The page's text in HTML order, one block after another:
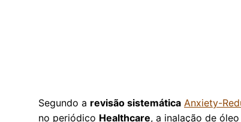
Segundo a revisão sistemática Anxiety-
no periódico Healthcare, a inalação de